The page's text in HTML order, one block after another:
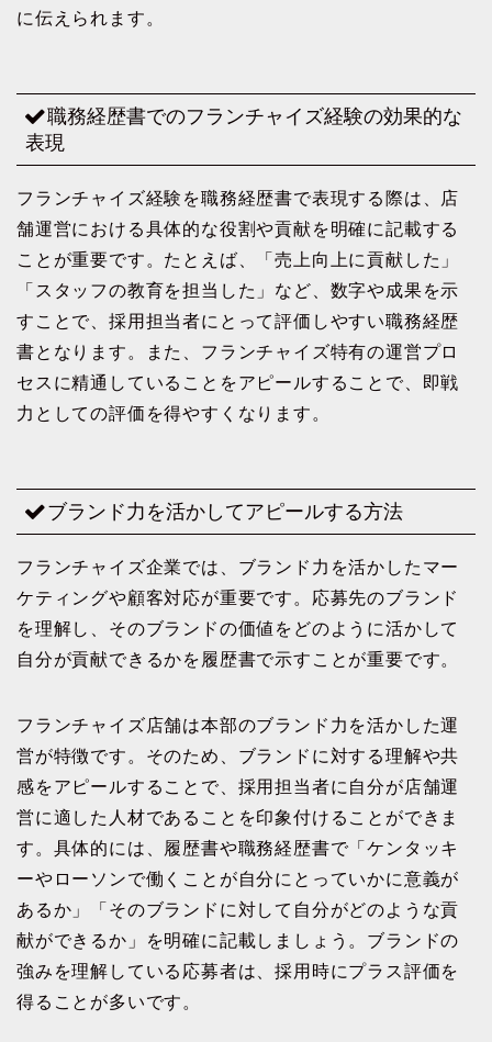
に伝えられます。
職務経歴書でのフランチャイズ経験の効果的な
表現
フランチャイズ経験を職務経歴書で表現する際は、店
舗運営における具体的な役割や貢献を明確に記載する
ことが重要です。たとえば、「売上向上に貢献した」
「スタッフの教育を担当した」など、数字や成果を示
すことで、採用担当者にとって評価しやすい職務経歴
書となります。また、フランチャイズ特有の運営プロ
セスに精通していることをアピールすることで、即戦
力としての評価を得やすくなります。
ブランド力を活かしてアピールする方法
フランチャイズ企業では、ブランド力を活かしたマー
ケティングや顧客対応が重要です。応募先のブランド
を理解し、そのブランドの価値をどのように活かして
自分が貢献できるかを履歴書で示すことが重要です。
フランチャイズ店舗は本部のブランド力を活かした運
営が特徴です。そのため、ブランドに対する理解や共
感をアピールすることで、採用担当者に自分が店舗運
営に適した人材であることを印象付けることができま
す。具体的には、履歴書や職務経歴書で「ケンタッキ
ーやローソンで働くことが自分にとっていかに意義が
あるか」「そのブランドに対して自分がどのような貢
献ができるか」を明確に記載しましょう。ブランドの
強みを理解している応募者は、採用時にプラス評価を
得ることが多いです。